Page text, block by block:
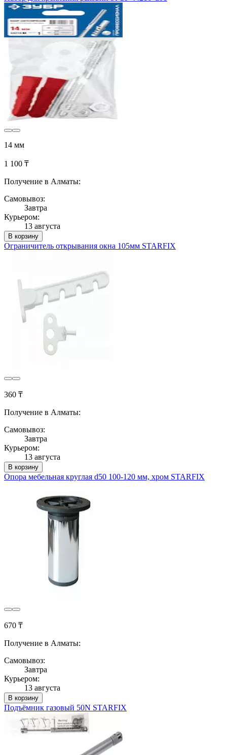
14 мм
1 100 ₸
Получение в Алматы:
Самовывоз:
Завтра
Курьером:
13 августа
В корзину
Ограничитель открывания окна 105мм STARFIX
360 ₸
Получение в Алматы:
Самовывоз:
Завтра
Курьером:
13 августа
В корзину
Опора мебельная круглая d50 100-120 мм, хром STARFIX
670 ₸
Получение в Алматы:
Самовывоз:
Завтра
Курьером:
13 августа
В корзину
Подъёмник газовый 50N STARFIX